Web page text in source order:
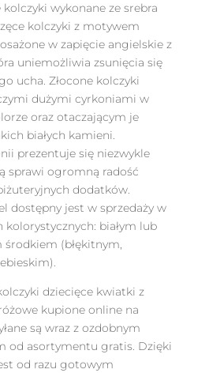
kolczyki wykonane ze srebra
kolczyki z motywem
w zapięcie angielskie z
uniemożliwia zsunięcia się
ucha. Złocone kolczyki
dużymi cyrkoniami w
oraz otaczającym je
białych kamieni.
prezentuje się niezwykle
sprawi ogromną radość
dodatków.
dostępny jest w sprzedaży w
białym lub
środkiem (błękitnym,
dziecięce kwiatki z
kupione online na
są wraz z ozdobnym
od asortymentu gratis. Dzięki
od razu gotowym